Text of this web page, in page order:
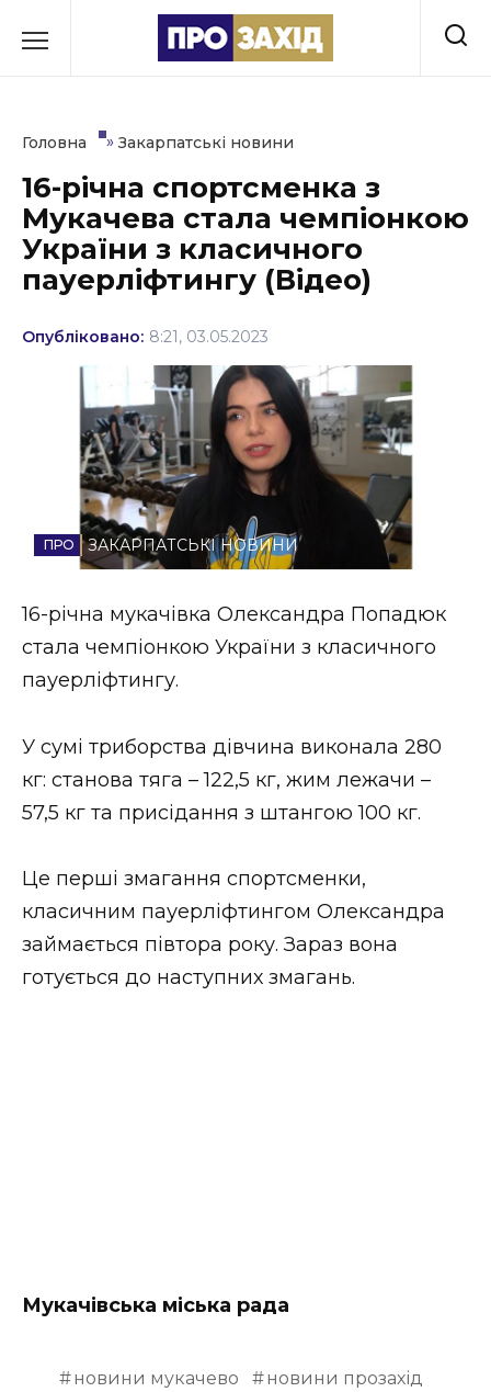
до
Культура
Освіта
Політика
Соціум
Спорт
Стиль життя
Втрачений Ужгород
Втрачений Ужгород (відеоверсія)
НОВИНИ ЗАХІДНОЇ УКРАЇНИ
ФОТО
ВІДЕО
Головна » Закарпатські новини
16-річна спортсменка з
Мукачева стала чемпіонкою
України з класичного
пауерліфтингу (Відео)
Опубліковано: 8:21, 03.05.2023
ЗАКАРПАТСЬКІ НОВИНИ
16-річна мукачівка Олександра Попадюк
стала чемпіонкою України з класичного
пауерліфтингу.
У сумі триборства дівчина виконала 280
кг: станова тяга – 122,5 кг, жим лежачи –
57,5 кг та присідання з штангою 100 кг.
Це перші змагання спортсменки,
класичним пауерліфтингом Олександра
займається півтора року. Зараз вона
готується до наступних змагань.
Мукачівська міська рада
новини мукачево
новини прозахід